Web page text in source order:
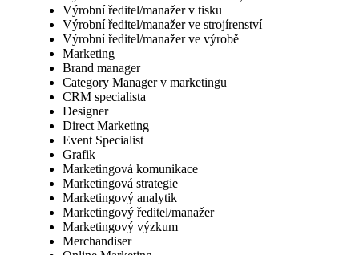
Výrobní ředitel/manažer v tisku
Výrobní ředitel/manažer ve strojírenství
Výrobní ředitel/manažer ve výrobě
Marketing
Brand manager
Category Manager v marketingu
CRM specialista
Designer
Direct Marketing
Event Specialist
Grafik
Marketingová komunikace
Marketingová strategie
Marketingový analytik
Marketingový ředitel/manažer
Marketingový výzkum
Merchandiser